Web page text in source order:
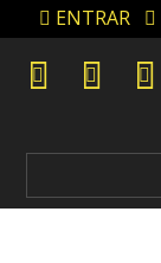
ENTRAR